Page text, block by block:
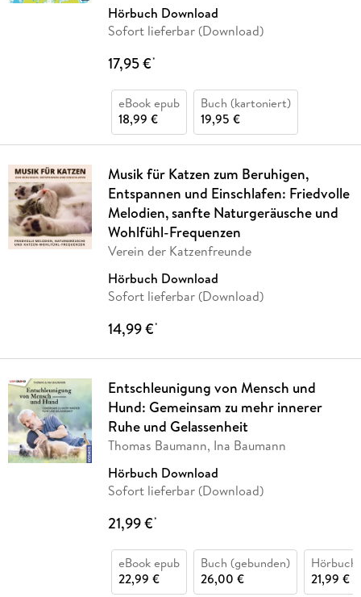
Hörbuch Download
Sofort lieferbar (Download)
17,95 €*
eBook epub
18,99 €
Buch (kartoniert)
19,95 €
Musik für Katzen zum Beruhigen,
Entspannen und Einschlafen: Friedvolle
Melodien, sanfte Naturgeräusche und
Wohlfühl-Frequenzen
Verein der Katzenfreunde
Hörbuch Download
Sofort lieferbar (Download)
14,99 €*
Entschleunigung von Mensch und
Hund: Gemeinsam zu mehr innerer
Ruhe und Gelassenheit
Thomas Baumann, Ina Baumann
Hörbuch Download
Sofort lieferbar (Download)
21,99 €*
eBook epub
22,99 €
Buch (gebunden)
26,00 €
Hörbuch
21,99 €